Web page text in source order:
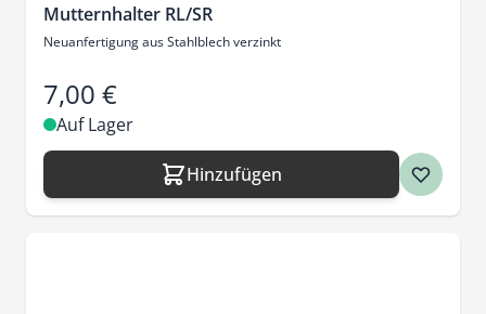
Mutternhalter RL/SR
Neuanfertigung aus Stahlblech verzinkt
7,00 €
Auf Lager
Hinzufügen